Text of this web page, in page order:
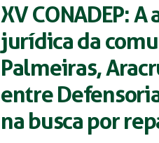
XV CONADEP:
jurídica da
Palmeiras,
entre
na busca por